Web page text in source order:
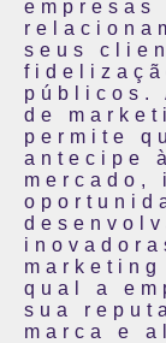
empresas
seus
públicos.
de
permite
antecipe
mercado,
qual a
sua
marca e